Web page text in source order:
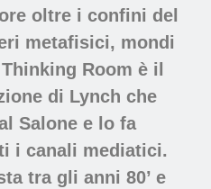
oltre i confini del
metafisici, mondi
Room è il
di Lynch che
Salone e lo fa
i canali mediatici.
tra gli anni 80’ e